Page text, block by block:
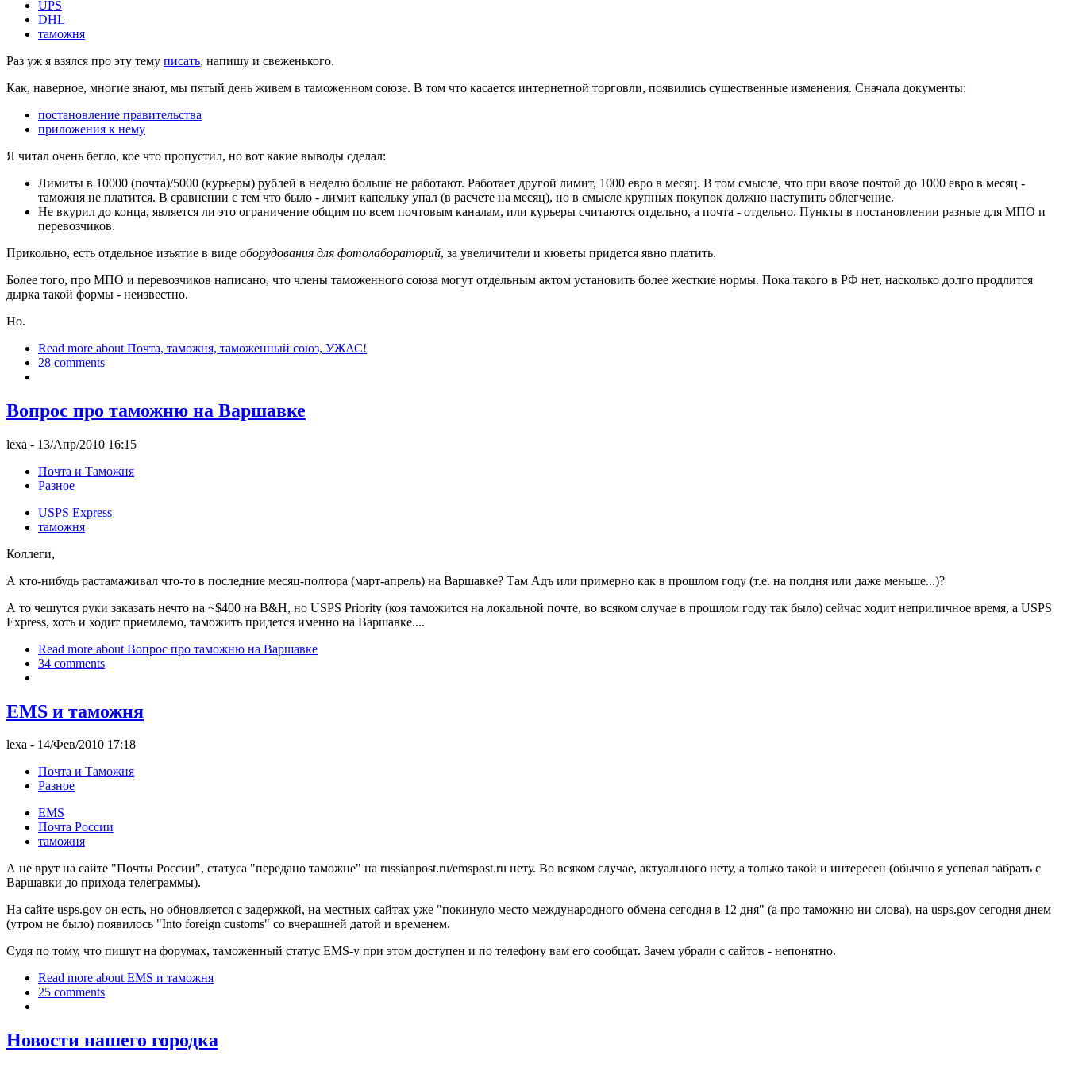
UPS
DHL
таможня
Раз уж я взялся про эту тему писать, напишу и свеженького.
Как, наверное, многие знают, мы пятый день живем в таможенном союзе. В том что касается интернетной торговли, появились существенные изменения. Сначала документы:
постановление правительства
приложения к нему
Я читал очень бегло, кое что пропустил, но вот какие выводы сделал:
Лимиты в 10000 (почта)/5000 (курьеры) рублей в неделю больше не работают. Работает другой лимит, 1000 евро в месяц. В том смысле, что при ввозе почтой до 1000 евро в месяц -
таможня не платится. В сравнении с тем что было - лимит капельку упал (в расчете на месяц), но в смысле крупных покупок должно наступить облегчение.
Не вкурил до конца, является ли это ограничение общим по всем почтовым каналам, или курьеры считаются отдельно, а почта - отдельно. Пункты в постановлении разные для МПО и
перевозчиков.
Прикольно, есть отдельное изъятие в виде оборудования для фотолабораторий, за увеличители и кюветы придется явно платить.
Более того, про МПО и перевозчиков написано, что члены таможенного союза могут отдельным актом установить более жесткие нормы. Пока такого в РФ нет, насколько долго продлится
дырка такой формы - неизвестно.
Но.
Read more about Почта, таможня, таможенный союз, УЖАС!
28 comments
Вопрос про таможню на Варшавке
lexa - 13/Апр/2010 16:15
Почта и Таможня
Разное
USPS Express
таможня
Коллеги,
А кто-нибудь растамаживал что-то в последние месяц-полтора (март-апрель) на Варшавке? Там Адъ или примерно как в прошлом году (т.е. на полдня или даже меньше...)?
А то чешутся руки заказать нечто на ~$400 на B&H, но USPS Priority (коя таможится на локальной почте, во всяком случае в прошлом году так было) сейчас ходит неприличное время, а USPS
Express, хоть и ходит приемлемо, таможить придется именно на Варшавке....
Read more about Вопрос про таможню на Варшавке
34 comments
EMS и таможня
lexa - 14/Фев/2010 17:18
Почта и Таможня
Разное
EMS
Почта России
таможня
А не врут на сайте "Почты России", статуса "передано таможне" на russianpost.ru/emspost.ru нету. Во всяком случае, актуального нету, а только такой и интересен (обычно я успевал забрать с
Варшавки до прихода телеграммы).
На сайте usps.gov он есть, но обновляется с задержкой, на местных сайтах уже "покинуло место международного обмена сегодня в 12 дня" (а про таможню ни слова), на usps.gov сегодня днем
(утром не было) появилось "Into foreign customs" со вчерашней датой и временем.
Судя по тому, что пишут на форумах, таможенный статус EMS-у при этом доступен и по телефону вам его сообщат. Зачем убрали с сайтов - непонятно.
Read more about EMS и таможня
25 comments
Новости нашего городка